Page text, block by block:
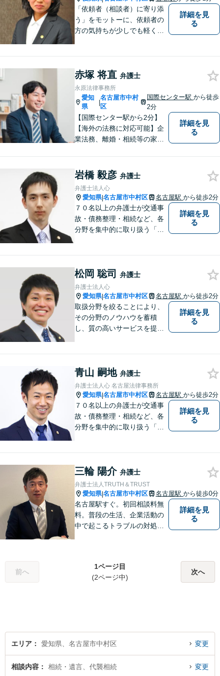
「依頼者（相談者）に寄り添
う」をモットーに、依頼者の
方の気持ちが少しでも軽くな
詳細を見
る
赤塚 将直 弁護士
永原法律事務所
愛知
県
|
名古屋市中村
区
国際センター駅から徒歩
2分
【国際センター駅から2分】
【海外の法務に対応可能】企
業法務、離婚・相続等の家事
の回復等の民事事件や刑事事
件など、幅広く対応可能で
す。是非、ご相談をお待ちし
ております。
詳細を見
る
岩橋 毅彦 弁護士
弁護士法人心
愛知県|名古屋市中村区 名古屋駅 から徒歩2分
７０名以上の弁護士が交通事
故・債務整理・相続など、各
分野を集中的に取り扱う「分
できるよう努めております。
詳細を見
る
松岡 聡司 弁護士
弁護士法人心
愛知県|名古屋市中村区 名古屋駅 から徒歩2分
取扱分野を絞ることにより、
その分野のノウハウを蓄積
し、質の高いサービスを提供
相談ください。
詳細を見
る
青山 嗣地 弁護士
弁護士法人心 名古屋法律事務所
愛知県|名古屋市中村区 名古屋駅 から徒歩2分
７０名以上の弁護士が交通事
故・債務整理・相続など、各
分野を集中的に取り扱う「分
できるよう努めております。
詳細を見
る
三輪 陽介 弁護士
弁護士法人TRUTH＆TRUST
愛知県|名古屋市中村区 名古屋駅 から徒歩0分
名古屋駅すぐ。初回相談料無
料。普段の生活、企業活動の
中で起こるトラブルの対処に
にとって一番良い解決は何か
を考え、最善の解決を目指し
詳細を見
る
前へ
1ページ目
(2ページ中)
次へ
エリア 愛知県、名古屋市中村区 変更
相談内容 相続・遺言、代襲相続 変更